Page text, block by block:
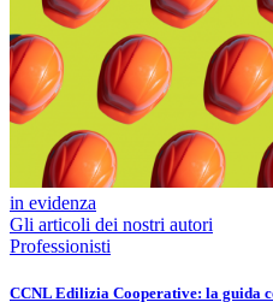
in evidenza
Gli articoli dei nostri autori
Professionisti
CCNL Edilizia Cooperative: la guida